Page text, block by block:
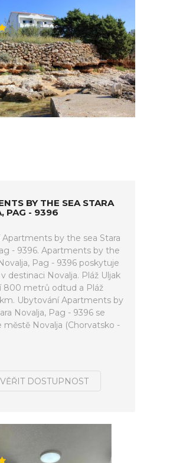
BY THE SEA STARA
PAG - 9396
Apartments by the sea Stara
- 9396. Apartments by the
Pag - 9396 poskytuje
destinaci Novalja. Pláž Uljak
800 metrů odtud a Pláž
km. Ubytování Apartments by
Novalja, Pag - 9396 se
městě Novalja (Chorvatsko -
DOSTUPNOST